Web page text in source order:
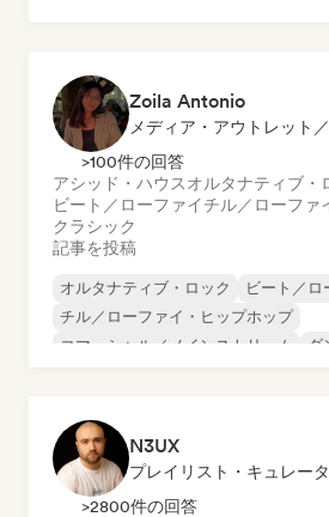
Zoila Antonio
メディア・アウトレット
>100件の回答
アシッド・ハウスオルタナティブ・
ビート／ローファイチル／ローファ
クラシック
記事を投稿
オルタナティブ・ロック
ビート／ロ
チル／ローファイ・ヒップホップ
コマーシャル／メインストリーム
ダ
N3UX
プレイリスト・キュレー
>2800件の回答